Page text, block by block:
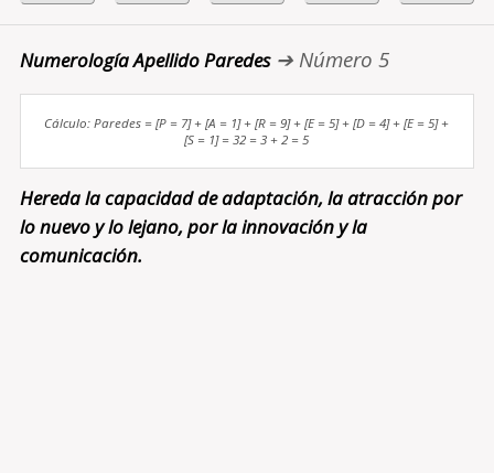
Numerología Apellido Paredes➔ Número 5
Cálculo: Paredes = [P = 7] + [A = 1] + [R = 9] + [E = 5] + [D = 4] + [E = 5] +
[S = 1] = 32 = 3 + 2 = 5
Hereda la capacidad de adaptación, la atracción por
lo nuevo y lo lejano, por la innovación y la
comunicación.